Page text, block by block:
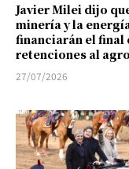
Javier Milei dijo
minería y la
financiarán el final
retenciones al agro
27/07/2026